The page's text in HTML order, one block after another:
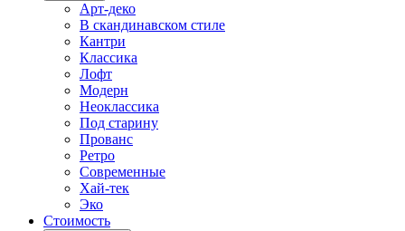
Арт-деко
В скандинавском стиле
Кантри
Классика
Лофт
Модерн
Неоклассика
Под старину
Прованс
Ретро
Современные
Хай-тек
Эко
Стоимость